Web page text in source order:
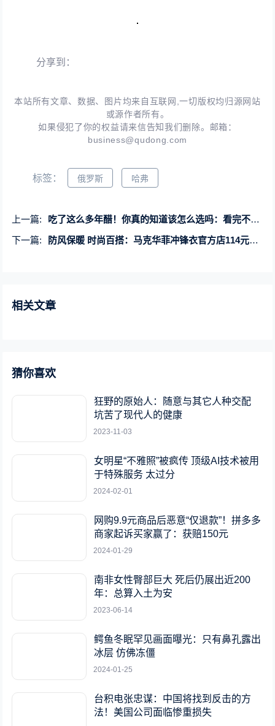
分享到：
本站所有文章、数据、图片均来自互联网,一切版权均归源网站
或源作者所有。
如果侵犯了你的权益请来信告知我们删除。邮箱：
business@qudong.com
标签： 俄罗斯 哈弗
上一篇:
吃了这么多年醋！你真的知道该怎么选吗：看完不花冤枉钱
下一篇:
防风保暖 时尚百搭：马克华菲冲锋衣官方店114元抄底
相关文章
猜你喜欢
狂野的原始人：随意与其它人种交配
坑苦了现代人的健康
2023-11-03
女明星“不雅照”被疯传 顶级AI技术被用
于特殊服务 太过分
2024-02-01
网购9.9元商品后恶意“仅退款”！拼多多
商家起诉买家赢了：获赔150元
2024-01-29
南非女性臀部巨大 死后仍展出近200
年：总算入土为安
2023-06-14
鳄鱼冬眠罕见画面曝光：只有鼻孔露出
冰层 仿佛冻僵
2024-01-25
台积电张忠谋：中国将找到反击的方
法！美国公司面临惨重损失